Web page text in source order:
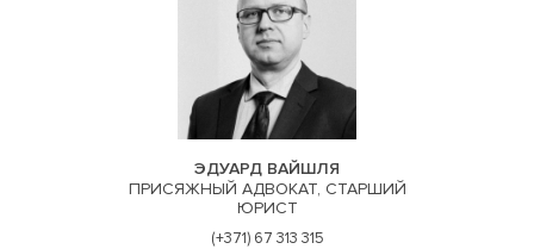
ЭДУАРД ВАЙШЛЯ
ПРИСЯЖНЫЙ АДВОКАТ, СТАРШИЙ
ЮРИСТ
(+371) 67 313 315